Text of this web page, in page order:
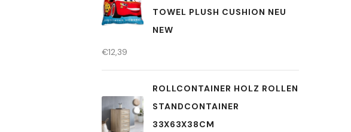
TOWEL PLUSH CUSHION NEU
NEW
€12,39
ROLLCONTAINER HOLZ ROLLEN
STANDCONTAINER
33X63X38CM